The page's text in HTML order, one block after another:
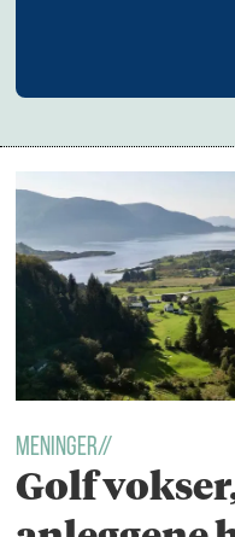
Meninger//
Golf